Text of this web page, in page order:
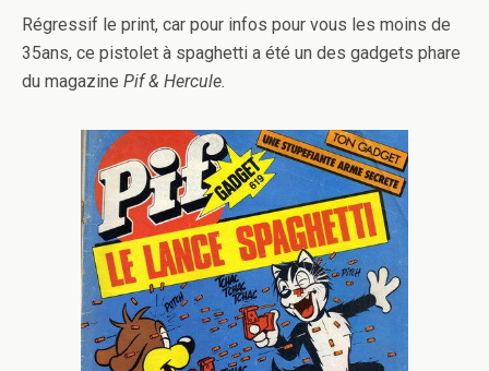
Régressif le print, car pour infos pour vous les moins de
35ans, ce pistolet à spaghetti a été un des gadgets phare
du magazine Pif & Hercule.